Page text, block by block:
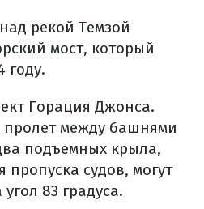
рекой Темзой
мост, который
году.
Горация Джонса.
пролет между башнями
подъемных крыла,
пропуска судов, могут
83 градуса.